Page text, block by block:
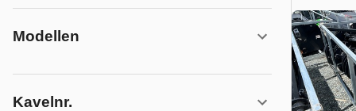
Modellen
Kavelnr.